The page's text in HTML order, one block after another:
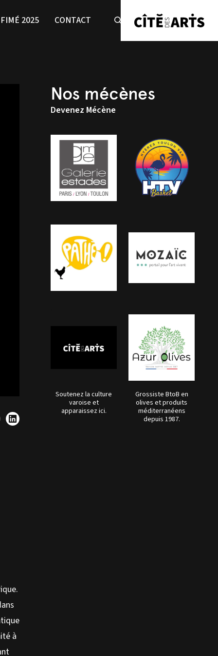
FIMÉ 2025 CONTACT
à
Nos mécènes
Devenez Mécène
Soutenez la culture
varoise et
apparaissez ici.
Grossiste BtoB en
olives et produits
méditerranéens
depuis 1987.